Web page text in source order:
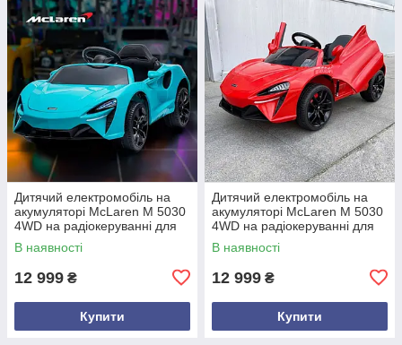
Дитячий електромобіль на
акумуляторі McLaren M 5030
4WD на радіокеруванні для
дітей 3-8 років блакитний
В наявності
12 999 ₴
Купити
Дитячий електромобіль на
акумуляторі McLaren M 5030
4WD на радіокеруванні для
дітей 3-8 років червоний
В наявності
12 999 ₴
Купити